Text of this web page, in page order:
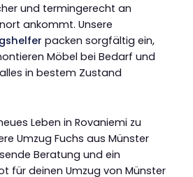
und termingerecht an
ankommt. Unsere
packen sorgfältig ein,
Möbel bei Bedarf und
in bestem Zustand
Leben in Rovaniemi zu
Umzug Fuchs aus Münster
Beratung und ein
für deinen Umzug von Münster